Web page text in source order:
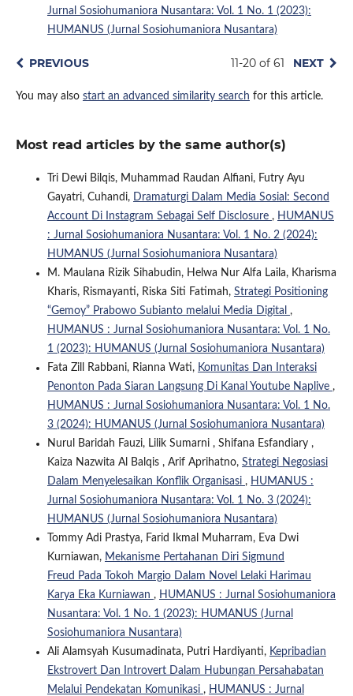
Jurnal Sosiohumaniora Nusantara: Vol. 1 No. 1 (2023):
HUMANUS (Jurnal Sosiohumaniora Nusantara)
PREVIOUS 11-20 of 61 NEXT
You may also start an advanced similarity search for this article.
Most read articles by the same author(s)
Tri Dewi Bilqis, Muhammad Raudan Alfiani, Futry Ayu
Gayatri, Cuhandi, Dramaturgi Dalam Media Sosial: Second
Account Di Instagram Sebagai Self Disclosure , HUMANUS
: Jurnal Sosiohumaniora Nusantara: Vol. 1 No. 2 (2024):
HUMANUS (Jurnal Sosiohumaniora Nusantara)
M. Maulana Rizik Sihabudin, Helwa Nur Alfa Laila, Kharisma
Kharis, Rismayanti, Riska Siti Fatimah, Strategi Positioning
“Gemoy” Prabowo Subianto melalui Media Digital ,
HUMANUS : Jurnal Sosiohumaniora Nusantara: Vol. 1 No.
1 (2023): HUMANUS (Jurnal Sosiohumaniora Nusantara)
Fata Zill Rabbani, Rianna Wati, Komunitas Dan Interaksi
Penonton Pada Siaran Langsung Di Kanal Youtube Naplive ,
HUMANUS : Jurnal Sosiohumaniora Nusantara: Vol. 1 No.
3 (2024): HUMANUS (Jurnal Sosiohumaniora Nusantara)
Nurul Baridah Fauzi, Lilik Sumarni , Shifana Esfandiary ,
Kaiza Nazwita Al Balqis , Arif Aprihatno, Strategi Negosiasi
Dalam Menyelesaikan Konflik Organisasi , HUMANUS :
Jurnal Sosiohumaniora Nusantara: Vol. 1 No. 3 (2024):
HUMANUS (Jurnal Sosiohumaniora Nusantara)
Tommy Adi Prastya, Farid Ikmal Muharram, Eva Dwi
Kurniawan, Mekanisme Pertahanan Diri Sigmund
Freud Pada Tokoh Margio Dalam Novel Lelaki Harimau
Karya Eka Kurniawan , HUMANUS : Jurnal Sosiohumaniora
Nusantara: Vol. 1 No. 1 (2023): HUMANUS (Jurnal
Sosiohumaniora Nusantara)
Ali Alamsyah Kusumadinata, Putri Hardiyanti, Kepribadian
Ekstrovert Dan Introvert Dalam Hubungan Persahabatan
Melalui Pendekatan Komunikasi , HUMANUS : Jurnal